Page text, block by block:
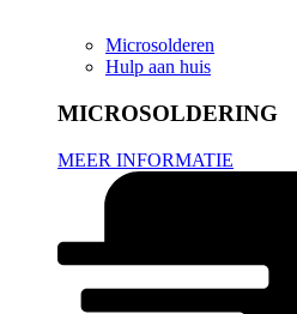
Microsolderen
Hulp aan huis
MICROSOLDERING
MEER INFORMATIE